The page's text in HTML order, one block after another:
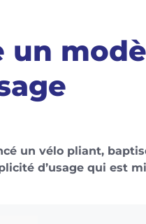
un
un vélo pliant,
d’usage qui est